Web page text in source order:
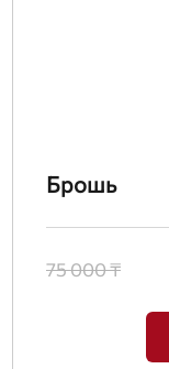
Брошь
75 000 ₸